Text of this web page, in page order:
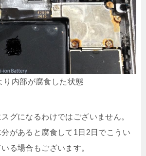
り内部が腐食した状態
スグになるわけではございません。
があると腐食して1日2日でこうい
る場合もございます。